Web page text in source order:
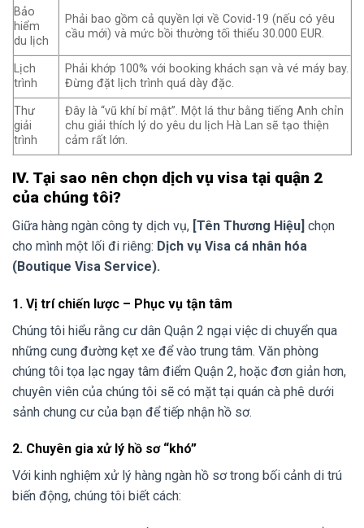
Bảo
hiểm
du lịch
Phải bao gồm cả quyền lợi về Covid-19 (nếu có yêu
cầu mới) và mức bồi thường tối thiểu 30.000 EUR.
Lịch
trình
Phải khớp 100% với booking khách sạn và vé máy bay.
Đừng đặt lịch trình quá dày đặc.
Thư
giải
trình
Đây là “vũ khí bí mật”. Một lá thư bằng tiếng Anh chỉn
chu giải thích lý do yêu du lịch Hà Lan sẽ tạo thiện
cảm rất lớn.
IV. Tại sao nên chọn dịch vụ visa tại quận 2
của chúng tôi?
Giữa hàng ngàn công ty dịch vụ, [Tên Thương Hiệu] chọn
cho mình một lối đi riêng: Dịch vụ Visa cá nhân hóa
(Boutique Visa Service).
1. Vị trí chiến lược – Phục vụ tận tâm
Chúng tôi hiểu rằng cư dân Quận 2 ngại việc di chuyển qua
những cung đường kẹt xe để vào trung tâm. Văn phòng
chúng tôi tọa lạc ngay tâm điểm Quận 2, hoặc đơn giản hơn,
chuyên viên của chúng tôi sẽ có mặt tại quán cà phê dưới
sảnh chung cư của bạn để tiếp nhận hồ sơ.
2. Chuyên gia xử lý hồ sơ “khó”
Với kinh nghiệm xử lý hàng ngàn hồ sơ trong bối cảnh di trú
biến động, chúng tôi biết cách: